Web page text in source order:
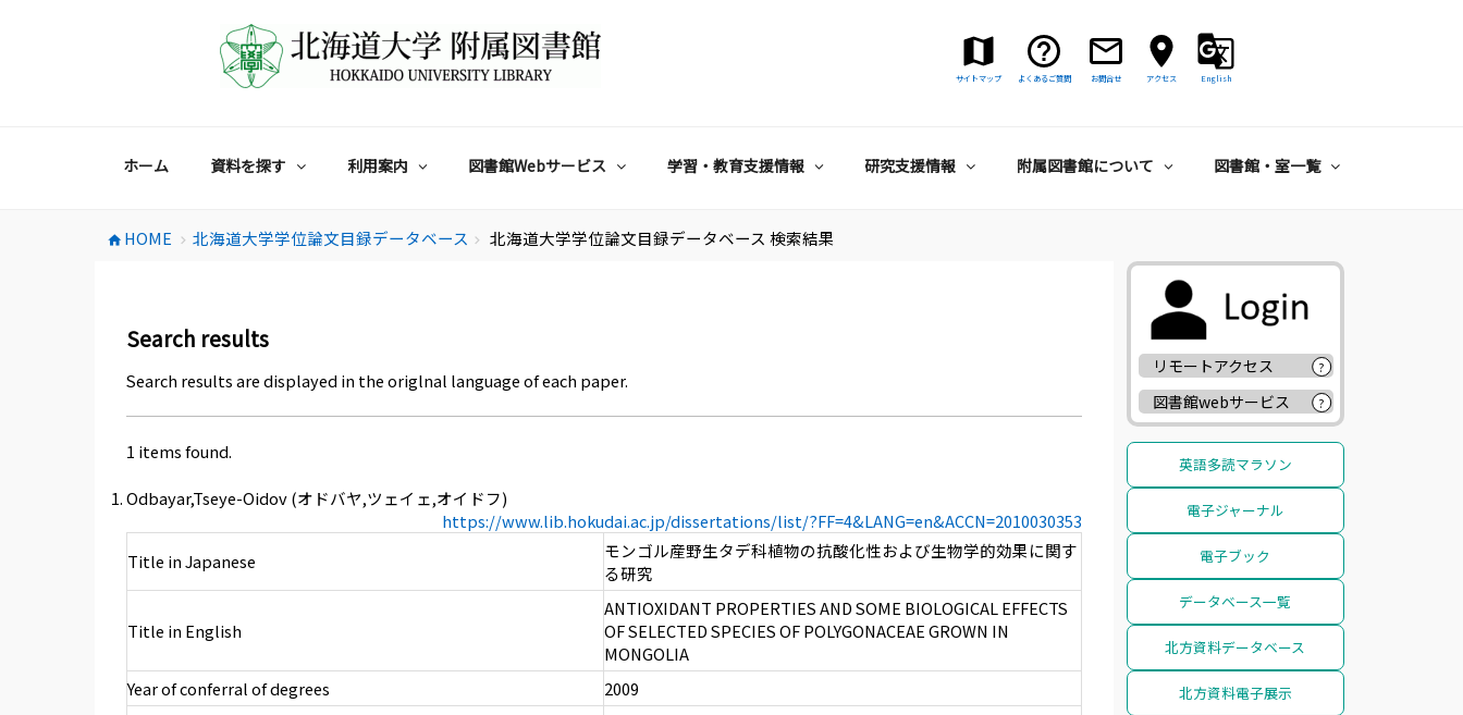
サイトマップ よくあるご質問 お問合せ アクセス English
ホーム 資料を探す 利用案内 図書館Webサービス 学習・教育支援情報 研究支援情報 附属図書館について 図書館・室一覧
home HOME chevron_right 北海道大学学位論文目録データベース chevron_right 北海道大学学位論文目録データベース 検索結果
Search results
Search results are displayed in the origlnal language of each paper.
1 items found.
Odbayar,Tseye-Oidov (オドバヤ,ツェイェ,オイドフ)
https://www.lib.hokudai.ac.jp/dissertations/list/?FF=4&LANG=en&ACCN=2010030353
Title in Japanese
モンゴル産野生タデ科植物の抗酸化性および生物学的効果に関す
る研究
Title in English
ANTIOXIDANT PROPERTIES AND SOME BIOLOGICAL EFFECTS
OF SELECTED SPECIES OF POLYGONACEAE GROWN IN
MONGOLIA
Year of conferral of degrees
2009
リモートアクセス ?
図書館webサービス ?
英語多読マラソン
電子ジャーナル
電子ブック
データベース一覧
北方資料データベース
北方資料電子展示